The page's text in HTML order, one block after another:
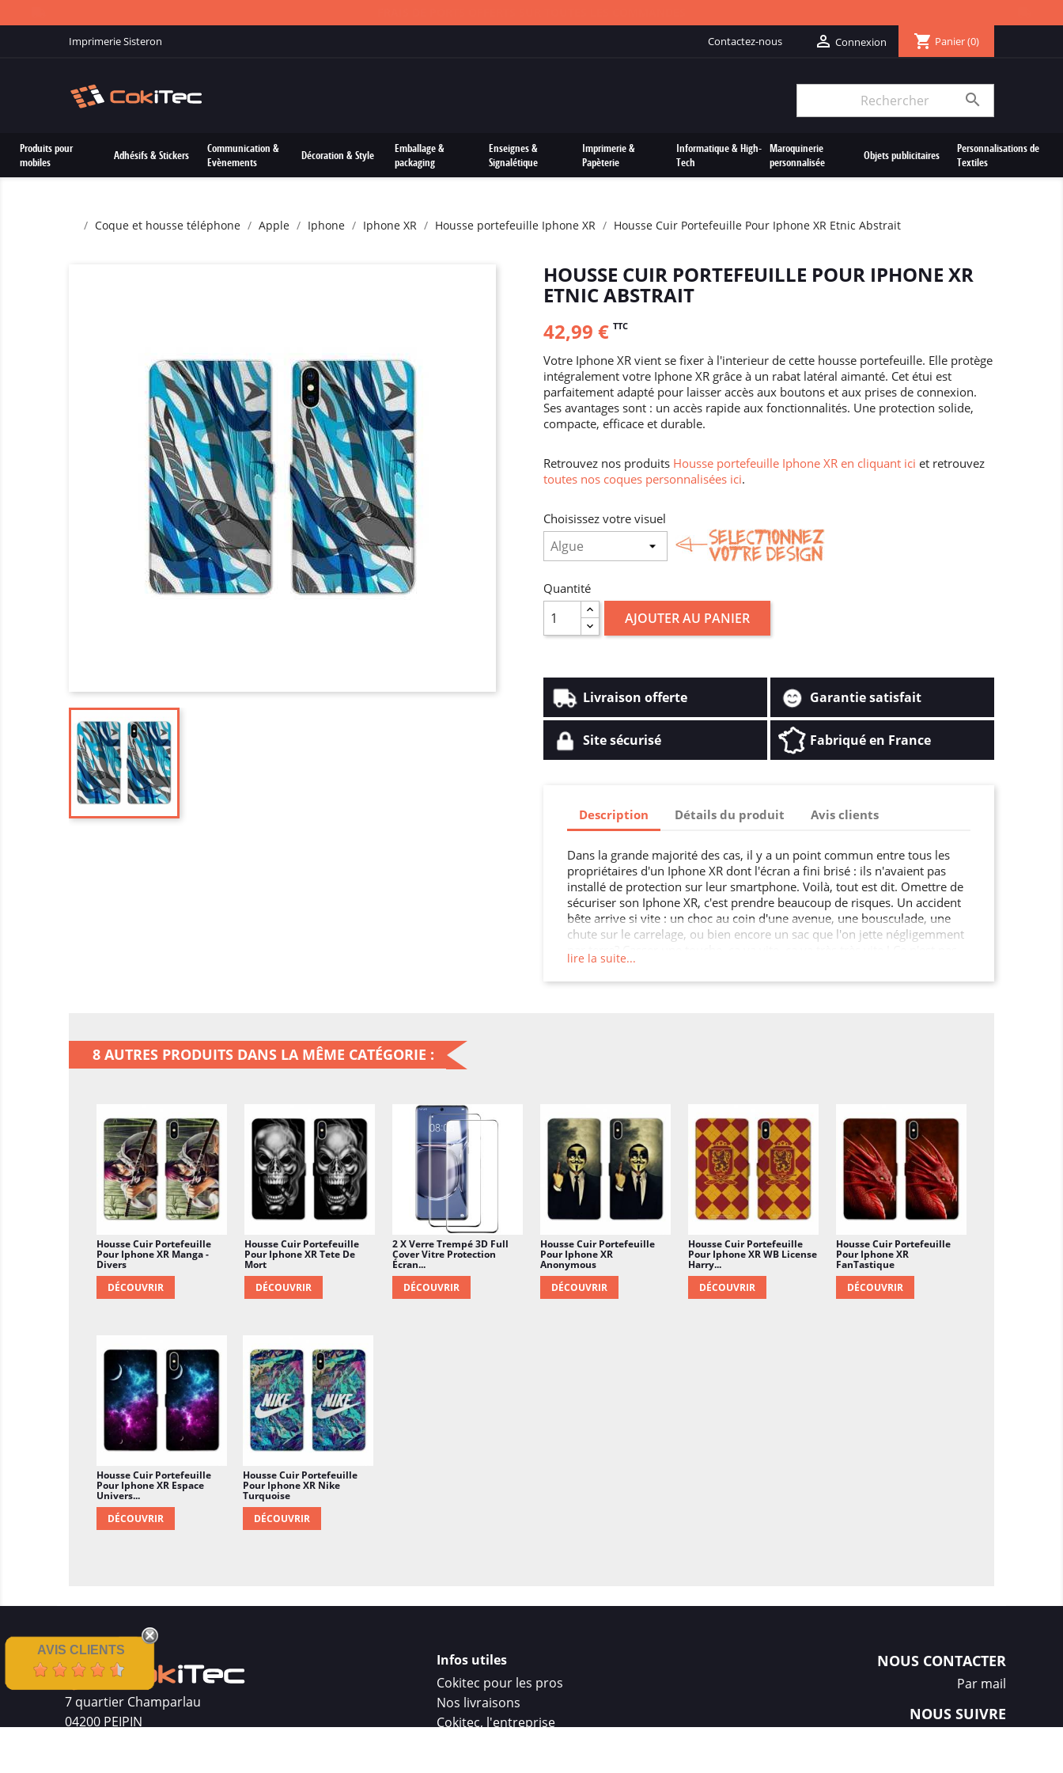
Imprimerie Sisteron Contactez-nous  Connexion shopping_cart Panier(0)

Produits pour
mobiles
Adhésifs & Stickers
Communication &
Evènements
Décoration & Style
Emballage &
packaging
Enseignes &
Signalétique
Imprimerie &
Papèterie
Informatique & High-
Tech
Maroquinerie
personnalisée
Objets publicitaires
Personnalisations de
Textiles
Coque et housse téléphone Apple Iphone Iphone XR Housse portefeuille Iphone XR Housse Cuir Portefeuille Pour Iphone XR Etnic Abstrait
HOUSSE CUIR PORTEFEUILLE POUR IPHONE XR
ETNIC ABSTRAIT
42,99 € TTC
Votre Iphone XR vient se fixer à l'interieur de cette housse portefeuille. Elle protège
intégralement votre Iphone XR grâce à un rabat latéral aimanté. Cet étui est
parfaitement adapté pour laisser accès aux boutons et aux prises de connexion.
Ses avantages sont : un accès rapide aux fonctionnalités. Une protection solide,
compacte, efficace et durable.
Retrouvez nos produits Housse portefeuille Iphone XR en cliquant ici et retrouvez
toutes nos coques personnalisées ici.
Choisissez votre visuel
Quantité
AJOUTER AU PANIER
Livraison offerte Garantie satisfait
Site sécurisé Fabriqué en France
Description Détails du produit Avis clients
Dans la grande majorité des cas, il y a un point commun entre tous les
propriétaires d'un Iphone XR dont l'écran a fini brisé : ils n'avaient pas
installé de protection sur leur smartphone. Voilà, tout est dit. Omettre de
sécuriser son Iphone XR, c'est prendre beaucoup de risques. Un accident
bête arrive si vite : un choc au coin d'une avenue, une bousculade, une
chute sur le carrelage, ou bien encore un sac que l'on jette négligemment
parce que votre smartphone vous a couté très cher qu'il est très résistant?
Les touches de votre appareil peuvent se bloquer, l'écran peut se féler, et
lire la suite...
8 AUTRES PRODUITS DANS LA MÊME CATÉGORIE :
Housse Cuir Portefeuille
Pour Iphone XR Manga -
Divers
DÉCOUVRIR
Housse Cuir Portefeuille
Pour Iphone XR Tete De
Mort
DÉCOUVRIR
2 X Verre Trempé 3D Full
Cover Vitre Protection
Écran...
DÉCOUVRIR
Housse Cuir Portefeuille
Pour Iphone XR
Anonymous
DÉCOUVRIR
Housse Cuir Portefeuille
Pour Iphone XR WB License
Harry...
DÉCOUVRIR
Housse Cuir Portefeuille
Pour Iphone XR
FanTastique
DÉCOUVRIR
Housse Cuir Portefeuille
Pour Iphone XR Espace
Univers...
DÉCOUVRIR
Housse Cuir Portefeuille
Pour Iphone XR Nike
Turquoise
DÉCOUVRIR
7 quartier Champarlau
04200 PEIPIN
Infos utiles
Cokitec pour les pros
Nos livraisons
Cokitec, l'entreprise
NOUS CONTACTER
Par mail
NOUS SUIVRE
AVIS CLIENTS